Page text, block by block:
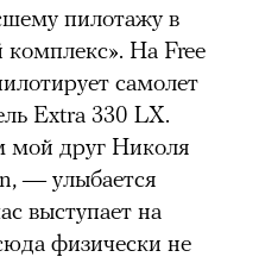
пилотажу в
комплекс». На Free
самолет
Extra 330 LX.
мой друг Николя
— улыбается
выступает на
физически не